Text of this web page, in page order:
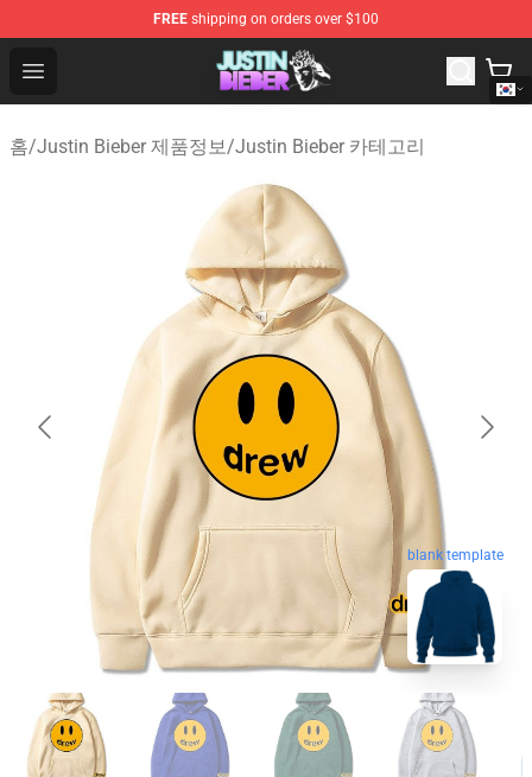
FREE shipping on orders over $100
Open menu
Justin Bieber Store - Official Justin Bieber Merchandise
홈/Justin Bieber 제품정보/Justin Bieber 카테고리
blank template